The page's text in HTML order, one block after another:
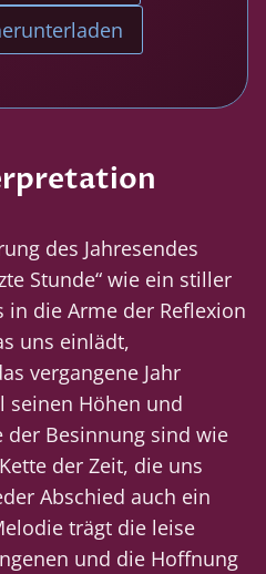
des Jahresendes
Stunde“ wie ein stiller
in die Arme der Reflexion
uns einlädt,
vergangene Jahr
seinen Höhen und
der Besinnung sind wie
der Zeit, die uns
Abschied auch ein
trägt die leise
und die Hoffnung